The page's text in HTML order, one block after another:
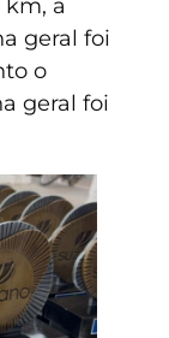
km, a
geral foi
o
geral foi